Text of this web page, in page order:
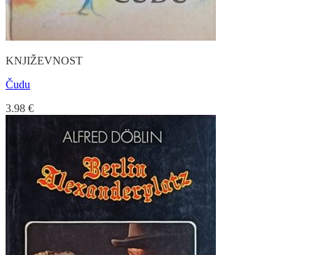
KNJIŽEVNOST
Čudu
3.98 €